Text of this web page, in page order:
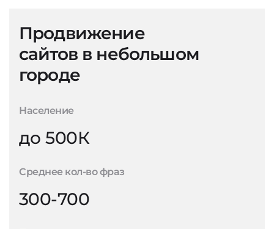
Продвижение
сайтов в небольшом
городе
Население
до 500К
Среднее кол-во фраз
300-700